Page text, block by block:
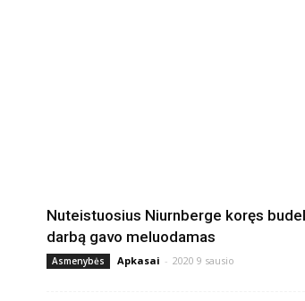
Nuteistuosius Niurnberge koręs
darbą gavo meluodamas
Asmenybės Apkasai - 2020 9 sausio